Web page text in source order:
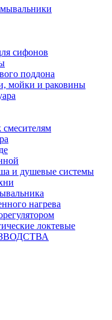
сифонов
поддона
мойки и раковины
и душевые системы
нагрева
локтевые